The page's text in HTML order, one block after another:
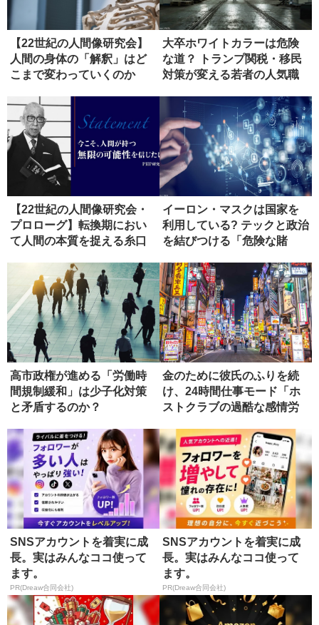
【22世紀の人間像研究会】
人間の身体の「解釈」はど
こまで変わっていくのか
大卒ホワイトカラーは危険
な道？ トランプ関税・移民
対策が変える若者の人気職
【22世紀の人間像研究会・
プロローグ】転換期におい
て人間の本質を捉える糸口
イーロン・マスクは国家を
利用している? テックと政治
を結びつける「危険な賭
高市政権が進める「労働時
間規制緩和」は少子化対策
と矛盾するのか？
金のために彼氏のふりを続
け、24時間仕事モード「ホ
ストクラブの過酷な感情労
SNSアカウントを着実に成
長。実はみんなココ使って
ます。
PR(Dreaw合同会社)
SNSアカウントを着実に成
長。実はみんなココ使って
ます。
PR(Dreaw合同会社)